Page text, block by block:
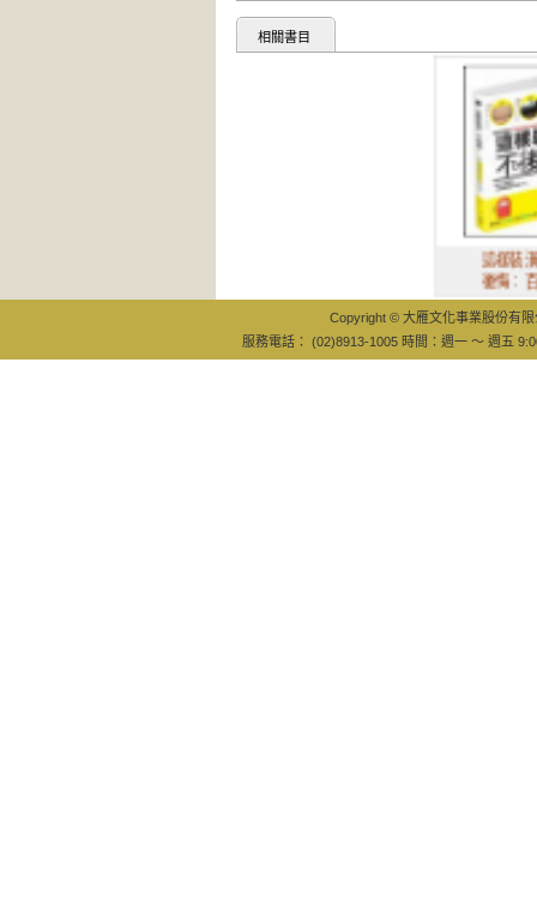
相關書目
這樣裝潢，不
後悔：百筆血
Copyright © 大雁文化事業股份有
服務電話： (02)8913-1005 時間：週一 ～ 週五